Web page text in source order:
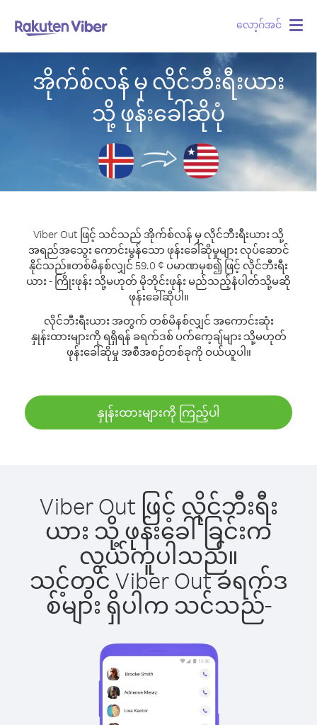
လော့ဂ်အင်
အိုက်စ်လန် မှ လိုင်ဘီးရီးယား
သို့ ဖုန်းခေါ်ဆိုပုံ
Viber Out ဖြင့် သင်သည် အိုက်စ်လန် မှ လိုင်ဘီးရီးယား သို့
အရည်အသွေး ကောင်းမွန်သော ဖုန်းခေါ်ဆိုမှုများ လုပ်ဆောင်
နိုင်သည်။တစ်မိနစ်လျှင် 59.0 ¢ ပမာဏမှစ၍ ဖြင့် လိုင်ဘီးရီး
ယား - ကြိုးဖုန်း သို့မဟုတ် မိုဘိုင်းဖုန်း မည်သည့်နံပါတ်သို့မဆို
ဖုန်းခေါ်ဆိုပါ။
လိုင်ဘီးရီးယား အတွက် တစ်မိနစ်လျှင် အကောင်းဆုံး
နှုန်းထားများကို ရရှိရန် ခရက်ဒစ် ပက်ကေ့ချ်များ သို့မဟုတ်
ဖုန်းခေါ်ဆိုမှု အစီအစဉ်တစ်ခုကို ဝယ်ယူပါ။
နှုန်းထားများကို ကြည့်ပါ
Viber Out ဖြင့် လိုင်ဘီးရီး
ယား သို့ ဖုန်းခေါ်ခြင်းက
လွယ်ကူပါသည်။
သင့်တွင် Viber Out ခရက်ဒ
စ်များ ရှိပါက သင်သည်-